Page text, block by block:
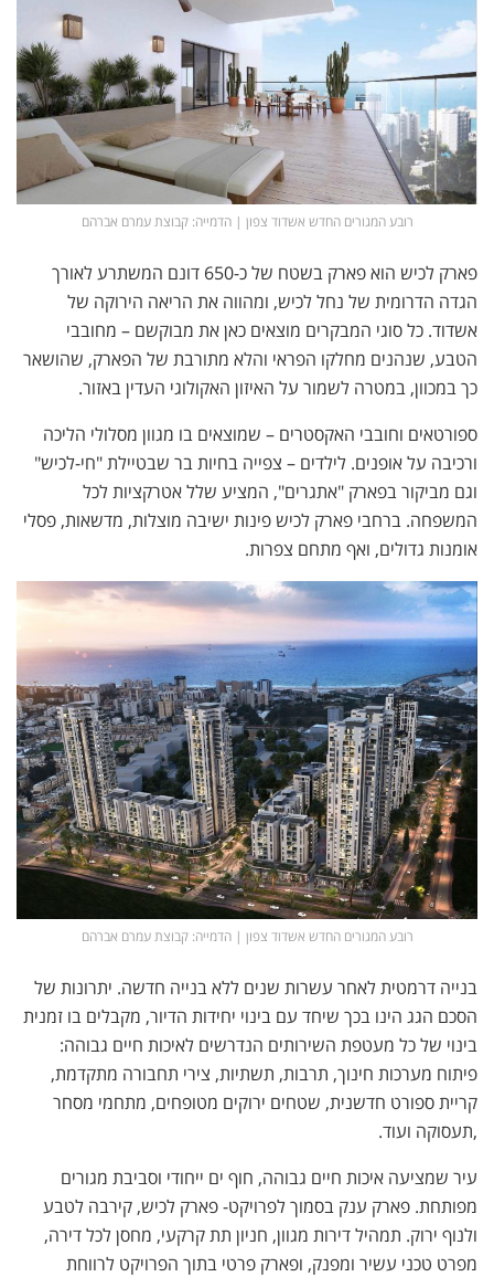
רובע המגורים החדש אשדוד צפון | הדמייה: קבוצת עמרם אברהם
פארק לכיש הוא פארק בשטח של כ-650 דונם המשתרע לאורך
הגדה הדרומית של נחל לכיש, ומהווה את הריאה הירוקה של
אשדוד. כל סוגי המבקרים מוצאים כאן את מבוקשם – מחובבי
הטבע, שנהנים מחלקו הפראי והלא מתורבת של הפארק, שהושאר
כך במכוון, במטרה לשמור על האיזון האקולוגי העדין באזור.
ספורטאים וחובבי האקסטרים – שמוצאים בו מגוון מסלולי הליכה
ורכיבה על אופנים. לילדים – צפייה בחיות בר שבטיילת "חי-לכיש"
וגם מביקור בפארק "אתגרים", המציע שלל אטרקציות לכל
המשפחה. ברחבי פארק לכיש פינות ישיבה מוצלות, מדשאות, פסלי
אומנות גדולים, ואף מתחם צפרות.
רובע המגורים החדש אשדוד צפון | הדמייה: קבוצת עמרם אברהם
בנייה דרמטית לאחר עשרות שנים ללא בנייה חדשה. יתרונות של
הסכם הגג הינו בכך שיחד עם בינוי יחידות הדיור, מקבלים בו זמנית
בינוי של כל מעטפת השירותים הנדרשים לאיכות חיים גבוהה:
פיתוח מערכות חינוך, תרבות, תשתיות, צירי תחבורה מתקדמת,
קריית ספורט חדשנית, שטחים ירוקים מטופחים, מתחמי מסחר
,תעסוקה ועוד.
עיר שמציעה איכות חיים גבוהה, חוף ים ייחודי וסביבת מגורים
מפותחת. פארק ענק בסמוך לפרויקט- פארק לכיש, קירבה לטבע
ולנוף ירוק. תמהיל דירות מגוון, חניון תת קרקעי, מחסן לכל דירה,
מפרט טכני עשיר ומפנק, ופארק פרטי בתוך הפרויקט לרווחת